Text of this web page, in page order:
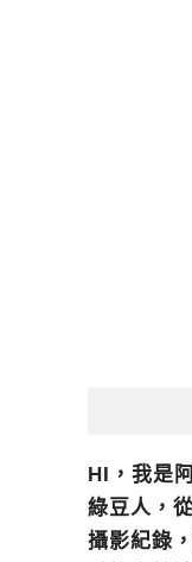
HI，我是
綠豆人，
攝影紀錄